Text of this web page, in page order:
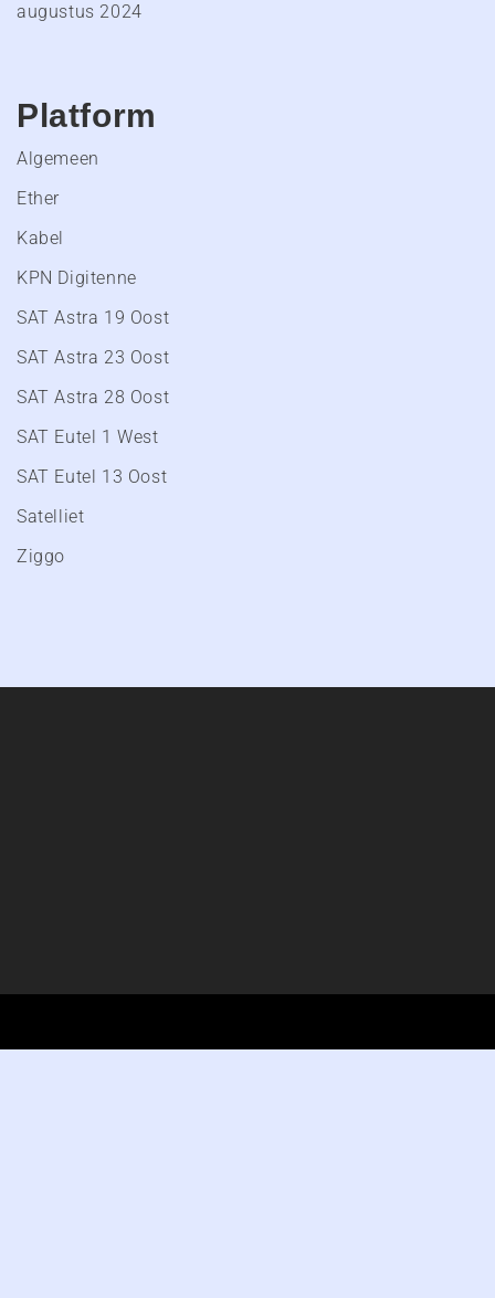
augustus 2024
Platform
Algemeen
Ether
Kabel
KPN Digitenne
SAT Astra 19 Oost
SAT Astra 23 Oost
SAT Astra 28 Oost
SAT Eutel 1 West
SAT Eutel 13 Oost
Satelliet
Ziggo